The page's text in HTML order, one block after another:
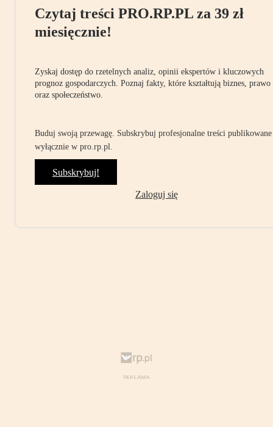
Czytaj treści PRO.RP.PL za 39 zł
miesięcznie!
Zyskaj dostęp do rzetelnych analiz, opinii ekspertów i kluczowych
prognoz gospodarczych. Poznaj fakty, które kształtują biznes, prawo
oraz społeczeństwo.
Buduj swoją przewagę. Subskrybuj profesjonalne treści publikowane
wyłącznie w pro.rp.pl.
Subskrybuj!
Zaloguj się